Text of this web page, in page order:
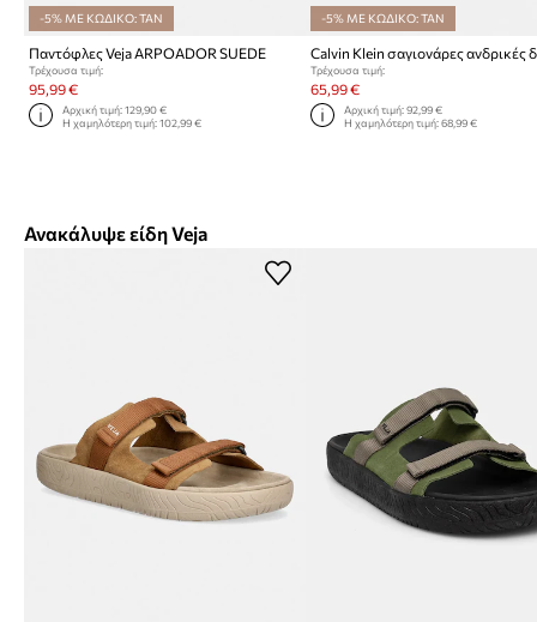
-5% ΜΕ ΚΩΔΙΚΟ: TAN
Παντόφλες Veja ARPOADOR SUEDE
Τρέχουσα τιμή:
95,99 €
Αρχική τιμή:129,90 €
Η χαμηλότερη τιμή:102,99 €
-5% ΜΕ ΚΩΔΙΚΟ: TAN
Τρέχουσα τιμή:
65,99 €
Αρχική τιμή: 92,99 €
Η χαμηλότερη τιμή: 68,99 €
Ανακάλυψε είδη Veja